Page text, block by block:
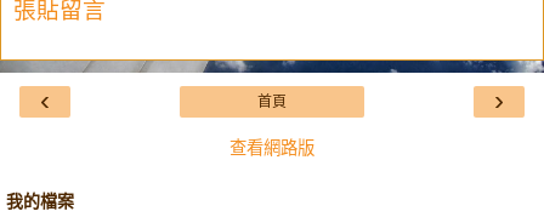
張貼留言
‹ ›
首頁
查看網路版
我的檔案